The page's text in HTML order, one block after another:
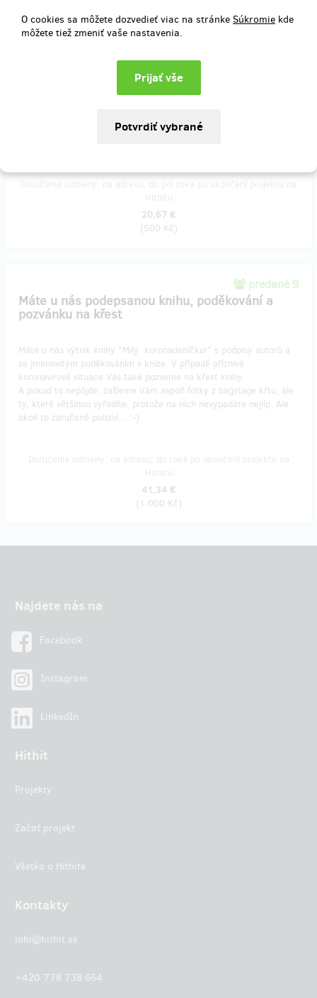
O cookies sa môžete dozvedieť viac na stránke Súkromie kde
môžete tiež zmeniť vaše nastavenia.
Dostanete knihu s podpisy autorů a ve výtisku
bude uvedeno Vaše jméno s poděkováním
autorů a také s poděkováním i uvedením Vašeho jména jako
20,67 €
(500 Kč)
predané 9
Máte u nás podepsanou knihu, poděkování a
pozvánku na křest
Máte u nás výtisk knihy "Milý koronadeníčku!" s podpisy autorů a
se jmenovitým poděkováním v knize. V případě příznivé
koronavirové situace Vás také pozveme na křest knihy.
A pokud to nepůjde, zašleme Vám aspoň fotky z bagstage křtu, ale
ty, které většinou vyřadíte, protože na nich nevypadáte nejlíp. Ale
okolí to zaručeně pobaví... :-)
41,34 €
(1 000 Kč)
Najdete nás na
Facebook
Instagram
LinkedIn
Hithit
Projekty
Začať projekt
Všetko o Hithite
Kontakty
info@hithit.sk
+420 778 738 664